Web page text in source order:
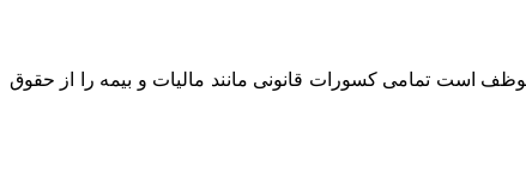
است تمامی کسورات قانونی مانند مالیات و بیمه را از حقوق